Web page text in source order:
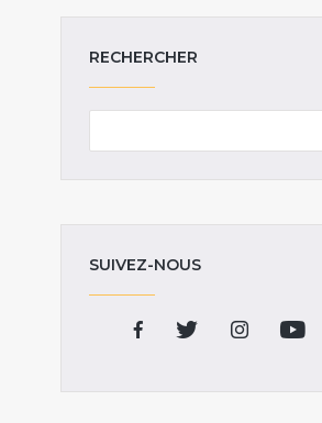
RECHERCHER
SUIVEZ-NOUS